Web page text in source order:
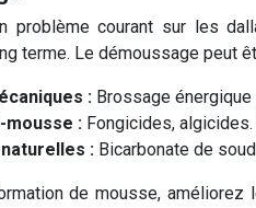
problème courant sur les
terme. Le démoussage peut
: Brossage
mousse : Fongicides,
: Bicarbonate de
de mousse,